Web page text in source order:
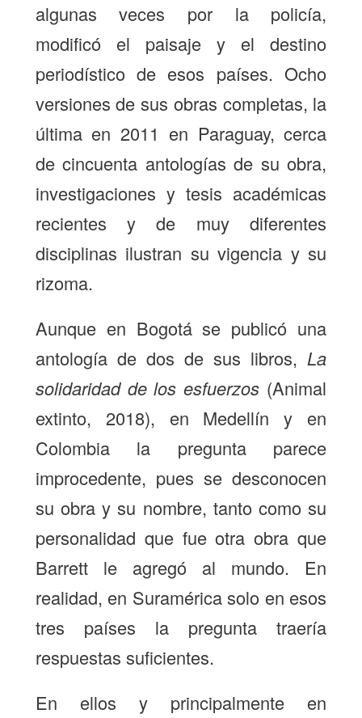
algunas veces por la policía,
modificó el paisaje y el destino
periodístico de esos países. Ocho
versiones de sus obras completas, la
última en 2011 en Paraguay, cerca
de cincuenta antologías de su obra,
investigaciones y tesis académicas
recientes y de muy diferentes
disciplinas ilustran su vigencia y su
rizoma.
Aunque en Bogotá se publicó una
antología de dos de sus libros, La
solidaridad de los esfuerzos (Animal
extinto, 2018), en Medellín y en
Colombia la pregunta parece
improcedente, pues se desconocen
su obra y su nombre, tanto como su
personalidad que fue otra obra que
Barrett le agregó al mundo. En
realidad, en Suramérica solo en esos
tres países la pregunta traería
respuestas suficientes.
En ellos y principalmente en